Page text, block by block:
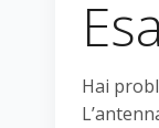
Hai